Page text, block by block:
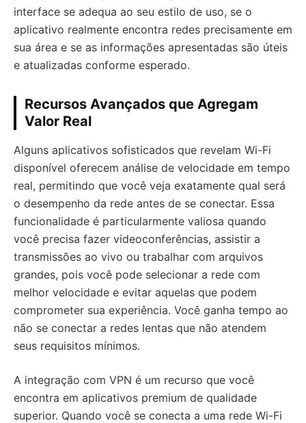
interface se adequa ao seu estilo de uso, se o
aplicativo realmente encontra redes precisamente em
sua área e se as informações apresentadas são úteis
e atualizadas conforme esperado.
Recursos Avançados que Agregam
Valor Real
Alguns aplicativos sofisticados que revelam Wi-Fi
disponível oferecem análise de velocidade em tempo
real, permitindo que você veja exatamente qual será
o desempenho da rede antes de se conectar. Essa
funcionalidade é particularmente valiosa quando
você precisa fazer videoconferências, assistir a
transmissões ao vivo ou trabalhar com arquivos
grandes, pois você pode selecionar a rede com
melhor velocidade e evitar aquelas que podem
comprometer sua experiência. Você ganha tempo ao
não se conectar a redes lentas que não atendem
seus requisitos mínimos.
A integração com VPN é um recurso que você
encontra em aplicativos premium de qualidade
superior. Quando você se conecta a uma rede Wi-Fi